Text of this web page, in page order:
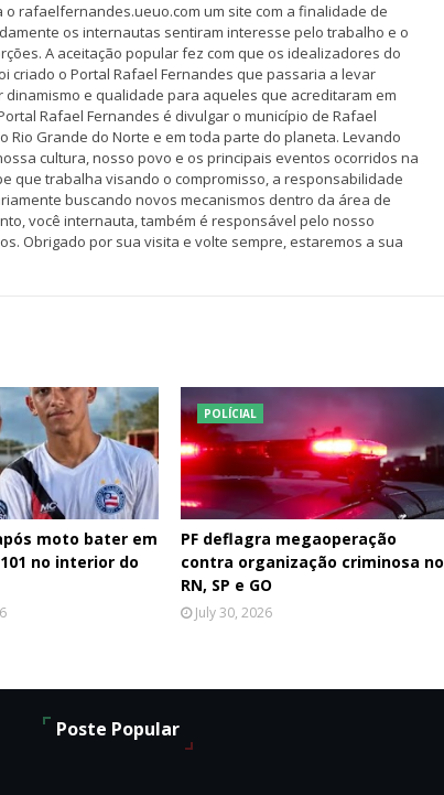
o rafaelfernandes.ueuo.com um site com a finalidade de
os internautas sentiram interesse pelo trabalho e o
A aceitação popular fez com que os idealizadores do
criado o Portal Rafael Fernandes que passaria a levar
e qualidade para aqueles que acreditaram em
Rafael Fernandes é divulgar o município de Rafael
Rio Grande do Norte e em toda parte do planeta. Levando
cultura, nosso povo e os principais eventos ocorridos na
que trabalha visando o compromisso, a responsabilidade
buscando novos mecanismos dentro da área de
você internauta, também é responsável pelo nosso
Obrigado por sua visita e volte sempre, estaremos a sua
moto bater em
no interior do
POLÍCIAL
PF deflagra megaoperação
contra organização criminosa no
RN, SP e GO
July 30, 2026
Poste Popular